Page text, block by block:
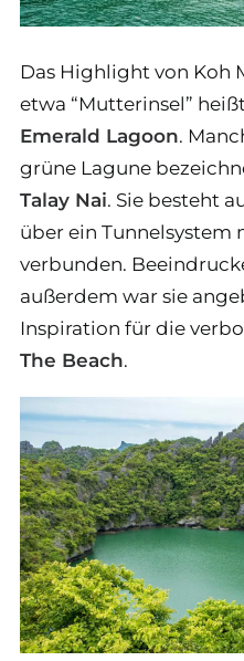
Das Highlight von Koh
etwa “Mutterinsel”
Emerald Lagoon.
grüne Lagune
Talay Nai. Sie besteht
über ein Tunnelsystem
verbunden.
außerdem war sie
Inspiration für die
The Beach.